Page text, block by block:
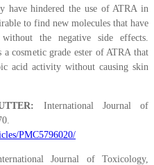
have hindered the use of ATRA in
to find new molecules that have
the negative side effects.
cosmetic grade ester of ATRA that
acid activity without causing skin
International Journal of
PMC5796020/
Journal of Toxicology,